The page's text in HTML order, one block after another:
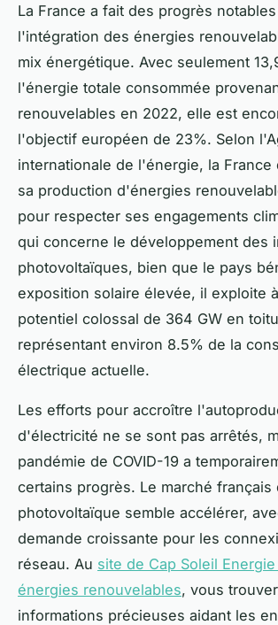
La France a fait des progrès
l'intégration des énergies
mix énergétique. Avec seulement
l'énergie totale consommée
renouvelables en 2022, elle est
l'objectif européen de 23%. Selon
internationale de l'énergie, la France
sa production d'énergies
pour respecter ses engagements
qui concerne le développement des
photovoltaïques, bien que le pays
exposition solaire élevée, il exploite
potentiel colossal de 364 GW en
représentant environ 8.5% de la
électrique actuelle.
Les efforts pour accroître
d'électricité ne se sont pas arrêtés,
pandémie de COVID-19 a
certains progrès. Le marché français
photovoltaïque semble accélérer,
demande croissante pour les
réseau. Au site de Cap Soleil
énergies renouvelables, vous
informations précieuses aidant les